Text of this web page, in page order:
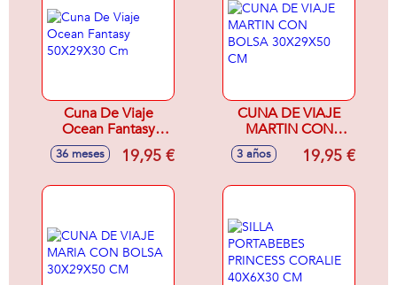
Cuna De Viaje
Ocean Fantasy
50X29X30 Cm
36 meses 19,95 €
CUNA DE VIAJE
MARTIN CON
BOLSA 30X29X50
3 años 19,95 €